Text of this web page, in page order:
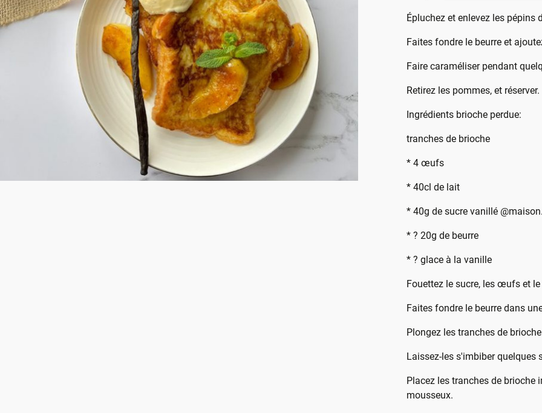
Épluchez et enlevez les pépins
Faites fondre le beurre et
Faire caraméliser pendant
Retirez les pommes, et réserver.
Ingrédients brioche perdue:
tranches de brioche
* 4 œufs
* 40cl de lait
* 40g de sucre vanillé
* ? 20g de beurre
* ? glace à la vanille
Fouettez le sucre, les œufs et
Faites fondre le beurre dans
Plongez les tranches de
Laissez-les s'imbiber quelques
Placez les tranches de brioche
mousseux.